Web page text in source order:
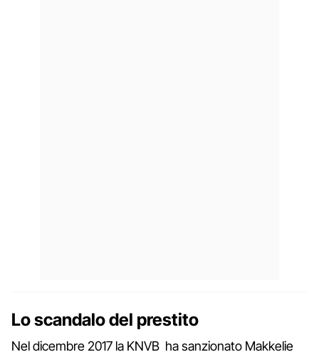
Lo scandalo del prestito
Nel dicembre 2017 la KNVB ha sanzionato Makkelie